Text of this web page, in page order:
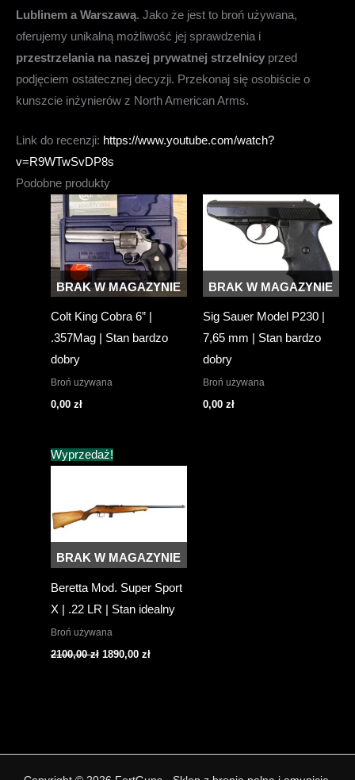
Lublinem a Warszawą. Jako że jest to broń używana,
oferujemy unikalną możliwość jej sprawdzenia i
przestrzelania na naszej prywatnej strzelnicy przed
podjęciem ostatecznej decyzji. Przekonaj się osobiście o
kunszcie inżynierów z North American Arms.
Link do recenzji: https://www.youtube.com/watch?
v=R9WTwSvDP8s
Podobne produkty
BRAK W MAGAZYNIE
Colt King Cobra 6” |
.357Mag | Stan bardzo
dobry
Broń używana
0,00 zł
BRAK W MAGAZYNIE
Sig Sauer Model P230 |
7,65 mm | Stan bardzo
dobry
Broń używana
0,00 zł
Wyprzedaż!
BRAK W MAGAZYNIE
Beretta Mod. Super Sport
X | .22 LR | Stan idealny
Broń używana
2100,00zł Pierwotna
1890,00 złAktualna